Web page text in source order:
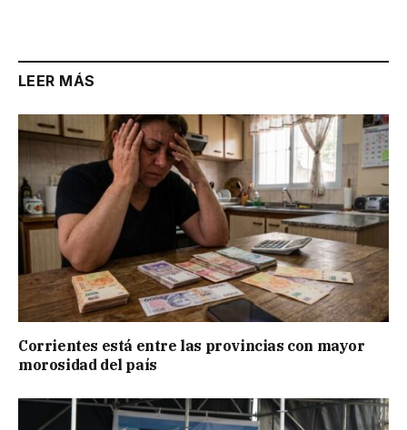
LEER MÁS
Corrientes está entre las provincias con mayor
morosidad del país